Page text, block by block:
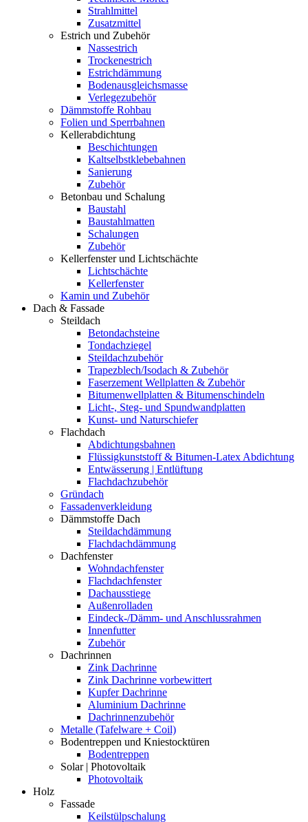
Strahlmittel
Zusatzmittel
Estrich und Zubehör
Nassestrich
Trockenestrich
Estrichdämmung
Bodenausgleichsmasse
Verlegezubehör
Dämmstoffe Rohbau
Folien und Sperrbahnen
Kellerabdichtung
Beschichtungen
Kaltselbstklebebahnen
Sanierung
Zubehör
Betonbau und Schalung
Baustahl
Baustahlmatten
Schalungen
Zubehör
Kellerfenster und Lichtschächte
Lichtschächte
Kellerfenster
Kamin und Zubehör
Dach & Fassade
Steildach
Betondachsteine
Tondachziegel
Steildachzubehör
Trapezblech/Isodach & Zubehör
Faserzement Wellplatten & Zubehör
Bitumenwellplatten & Bitumenschindeln
Licht-, Steg- und Spundwandplatten
Kunst- und Naturschiefer
Flachdach
Abdichtungsbahnen
Flüssigkunststoff & Bitumen-Latex Abdichtung
Entwässerung | Entlüftung
Flachdachzubehör
Gründach
Fassadenverkleidung
Dämmstoffe Dach
Steildachdämmung
Flachdachdämmung
Dachfenster
Wohndachfenster
Flachdachfenster
Dachausstiege
Außenrolladen
Eindeck-/Dämm- und Anschlussrahmen
Innenfutter
Zubehör
Dachrinnen
Zink Dachrinne
Zink Dachrinne vorbewittert
Kupfer Dachrinne
Aluminium Dachrinne
Dachrinnenzubehör
Metalle (Tafelware + Coil)
Bodentreppen und Kniestocktüren
Bodentreppen
Solar | Photovoltaik
Photovoltaik
Holz
Fassade
Keilstülpschalung